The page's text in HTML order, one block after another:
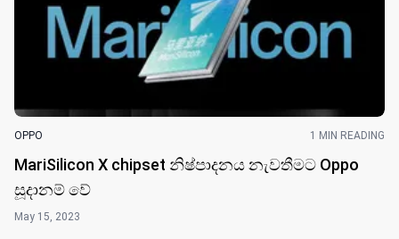
OPPO 1 MIN READING
MariSilicon X chipset නිෂ්පාදනය නැවතීමට Oppo
සූදානම් වේ
May 15, 2023